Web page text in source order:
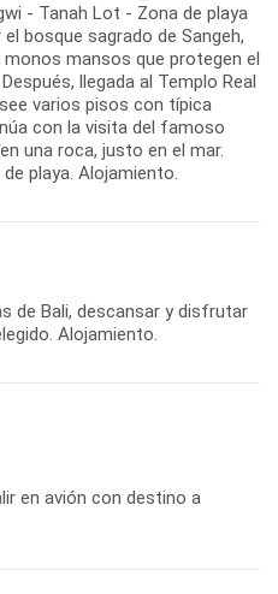
- Tanah Lot - Zona de playa
bosque sagrado de Sangeh,
mansos que protegen el
llegada al Templo Real
varios pisos con típica
con la visita del famoso
una roca, justo en el mar.
playa. Alojamiento.
de Bali, descansar y disfrutar
Alojamiento.
en avión con destino a